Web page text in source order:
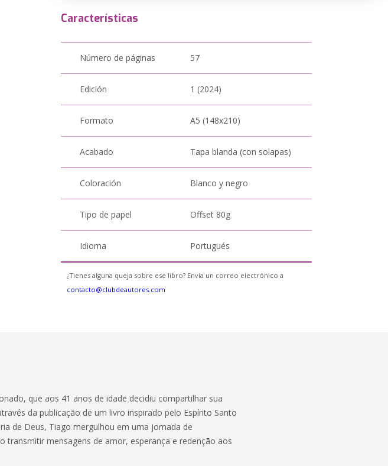
Características
Número de páginas 57
Edición 1 (2024)
Formato A5 (148x210)
Acabado Tapa blanda (con solapas)
Coloración Blanco y negro
Tipo de papel Offset 80g
Idioma Portugués
¿Tienes alguna queja sobre ese libro? Envía un correo electrónico a
contacto@clubdeautores.com
que aos 41 anos de idade decidiu compartilhar sua
da publicação de um livro inspirado pelo Espírito Santo
de Deus, Tiago mergulhou em uma jornada de
transmitir mensagens de amor, esperança e redenção aos